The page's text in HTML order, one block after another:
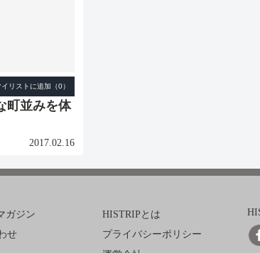
町並みを体
2017.02.16
ガジン
せ
HISTRIPとは
プライバシーポリシー